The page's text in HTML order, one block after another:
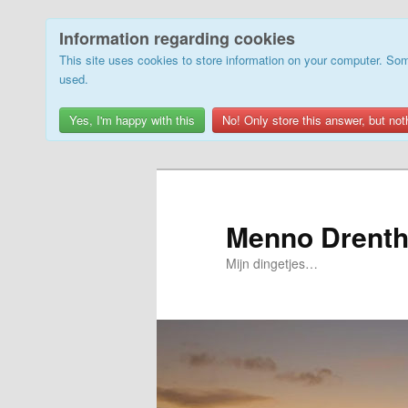
Information regarding cookies
This site uses cookies to store information on your computer.
used.
Yes, I'm happy with this No! Only store this answer, but
Menno
Mijn dingetjes…